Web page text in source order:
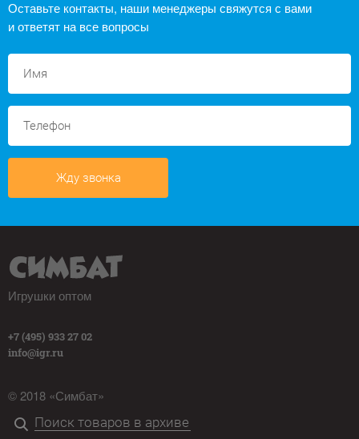
Оставьте контакты, наши менеджеры свяжутся с вами
и ответят на все вопросы
Жду звонка
Игрушки оптом
+7 (495) 933 27 02
info@igr.ru
© 2018 «Симбат»